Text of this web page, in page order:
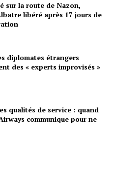
sur la route de Nazon,
libéré après 17 jours de
diplomates étrangers
des « experts improvisés »
qualités de service : quand
communique pour ne